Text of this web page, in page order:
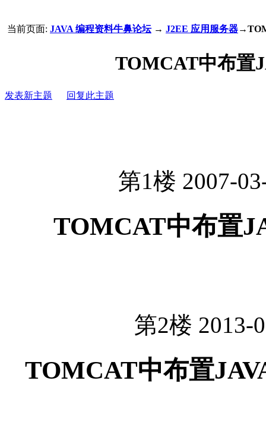
当前页面: JAVA 编程资料牛鼻论坛→ J2EE 应用服务器
TOMCAT中布置
发表新主题 回复此主题
第1楼 2007-
TOMCAT中布置
第2楼 2013-
TOMCAT中布置